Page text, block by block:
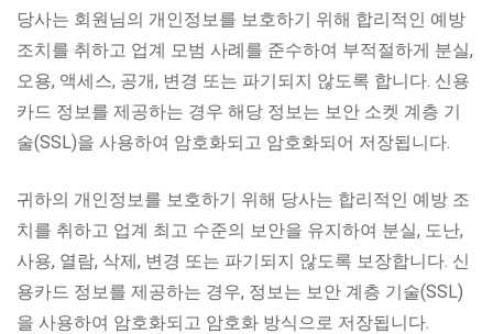
당사는 회원님의 개인정보를 보호하기 위해 합리적인 예방
조치를 취하고 업계 모범 사례를 준수하여 부적절하게 분실,
오용, 액세스, 공개, 변경 또는 파기되지 않도록 합니다. 신용
카드 정보를 제공하는 경우 해당 정보는 보안 소켓 계층 기
술(SSL)을 사용하여 암호화되고 암호화되어 저장됩니다.
귀하의 개인정보를 보호하기 위해 당사는 합리적인 예방 조
치를 취하고 업계 최고 수준의 보안을 유지하여 분실, 도난,
사용, 열람, 삭제, 변경 또는 파기되지 않도록 보장합니다. 신
용카드 정보를 제공하는 경우, 정보는 보안 계층 기술(SSL)
을 사용하여 암호화되고 암호화 방식으로 저장됩니다.